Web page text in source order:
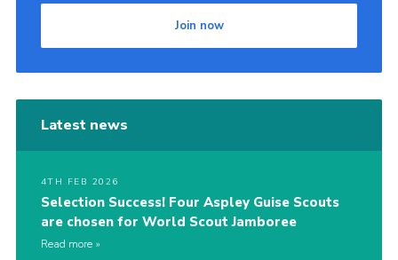
Join now
Latest news
4TH FEB 2026
Selection Success! Four Aspley Guise Scouts
are chosen for World Scout Jamboree
Read more